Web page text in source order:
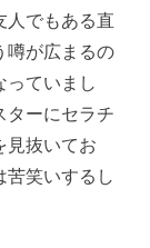
人でもある直
噂が広まるの
ていまし
ターにセラチ
見抜いてお
笑いするし